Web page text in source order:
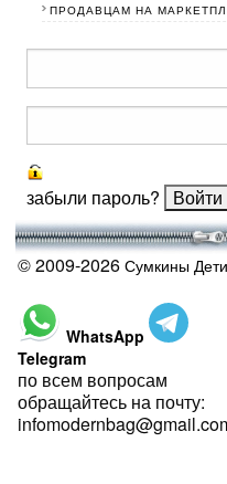
ПРОДАВЦАМ НА
забыли пароль?
© 2009-2026 Сумкины Дети
WhatsApp
Telegram
по всем вопросам
обращайтесь на почту: